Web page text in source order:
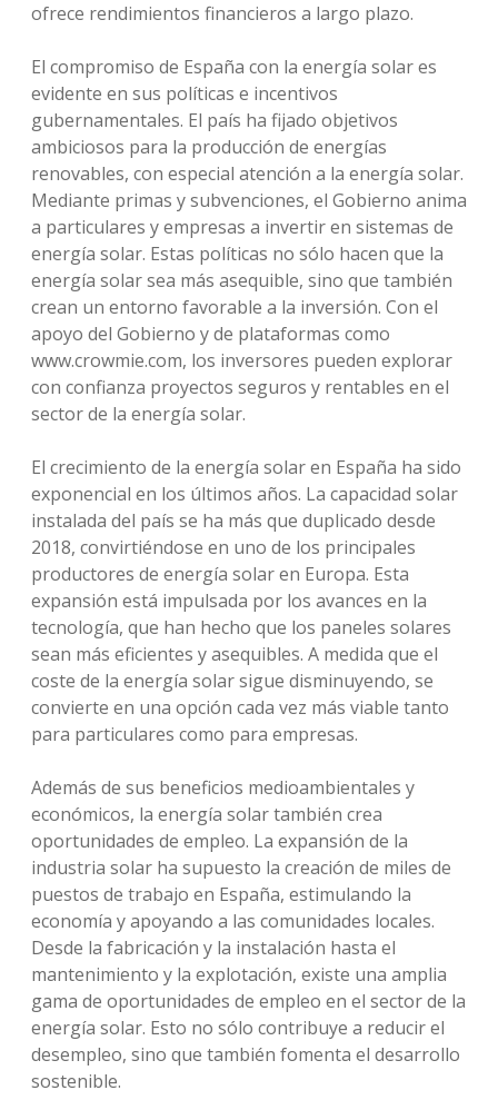
ofrece rendimientos financieros a largo plazo.
El compromiso de España con la energía solar es
evidente en sus políticas e incentivos
gubernamentales. El país ha fijado objetivos
ambiciosos para la producción de energías
renovables, con especial atención a la energía solar.
Mediante primas y subvenciones, el Gobierno anima
a particulares y empresas a invertir en sistemas de
energía solar. Estas políticas no sólo hacen que la
energía solar sea más asequible, sino que también
crean un entorno favorable a la inversión. Con el
apoyo del Gobierno y de plataformas como
www.crowmie.com, los inversores pueden explorar
con confianza proyectos seguros y rentables en el
sector de la energía solar.
El crecimiento de la energía solar en España ha sido
exponencial en los últimos años. La capacidad solar
instalada del país se ha más que duplicado desde
2018, convirtiéndose en uno de los principales
productores de energía solar en Europa. Esta
expansión está impulsada por los avances en la
tecnología, que han hecho que los paneles solares
sean más eficientes y asequibles. A medida que el
coste de la energía solar sigue disminuyendo, se
convierte en una opción cada vez más viable tanto
para particulares como para empresas.
Además de sus beneficios medioambientales y
económicos, la energía solar también crea
oportunidades de empleo. La expansión de la
industria solar ha supuesto la creación de miles de
puestos de trabajo en España, estimulando la
economía y apoyando a las comunidades locales.
Desde la fabricación y la instalación hasta el
mantenimiento y la explotación, existe una amplia
gama de oportunidades de empleo en el sector de la
energía solar. Esto no sólo contribuye a reducir el
desempleo, sino que también fomenta el desarrollo
sostenible.